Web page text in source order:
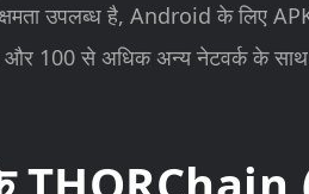
उपलब्ध है, Android के लिए
100 से अधिक अन्य नेटवर्क के साथ